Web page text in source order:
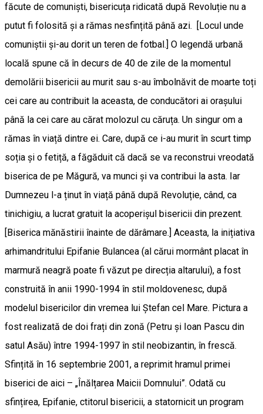
făcute de comuniști, bisericuța ridicată după Revoluție nu a
putut fi folosită și a rămas nesfințită până azi. [Locul unde
comuniștii și-au dorit un teren de fotbal.] O legendă urbană
locală spune că în decurs de 40 de zile de la momentul
demolării bisericii au murit sau s-au îmbolnăvit de moarte toți
cei care au contribuit la aceasta, de conducători ai orașului
până la cei care au cărat molozul cu căruța. Un singur om a
rămas în viață dintre ei. Care, după ce i-au murit în scurt timp
soția și o fetiță, a făgăduit că dacă se va reconstrui vreodată
biserica de pe Măgură, va munci și va contribui la asta. Iar
Dumnezeu l-a ținut în viață până după Revoluție, când, ca
tinichigiu, a lucrat gratuit la acoperișul bisericii din prezent.
[Biserica mănăstirii înainte de dărâmare.] Aceasta, la inițiativa
arhimandritului Epifanie Bulancea (al cărui mormânt placat în
marmură neagră poate fi văzut pe direcția altarului), a fost
construită în anii 1990-1994 în stil moldovenesc, după
modelul bisericilor din vremea lui Ștefan cel Mare. Pictura a
fost realizată de doi frați din zonă (Petru și Ioan Pascu din
satul Asău) între 1994-1997 în stil neobizantin, în frescă.
Sfințită în 16 septembrie 2001, a reprimit hramul primei
biserici de aici – „Înălțarea Maicii Domnului”. Odată cu
sfințirea, Epifanie, ctitorul bisericii, a statornicit un program